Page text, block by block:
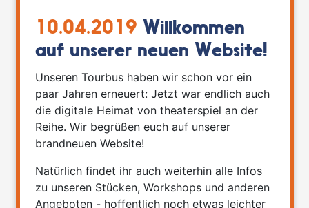
10.04.2019 Willkommen
auf unserer neuen Website!
Unseren Tourbus haben wir schon vor ein
paar Jahren erneuert: Jetzt war endlich auch
die digitale Heimat von theaterspiel an der
Reihe. Wir begrüßen euch auf unserer
brandneuen Website!
Natürlich findet ihr auch weiterhin alle Infos
zu unseren Stücken, Workshops und anderen
Angeboten - hoffentlich noch etwas leichter